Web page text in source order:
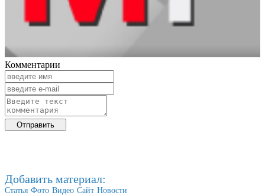
Комментарии
Добавить материал:
Статья Фото Видео Сайт Новости